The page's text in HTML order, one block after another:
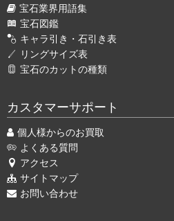
宝石業界用語集
宝石図鑑
キャラ引き・石引き表
リングサイズ表
宝石のカットの種類
カスタマーサポート
個人様からのお買取
よくある質問
アクセス
サイトマップ
お問い合わせ